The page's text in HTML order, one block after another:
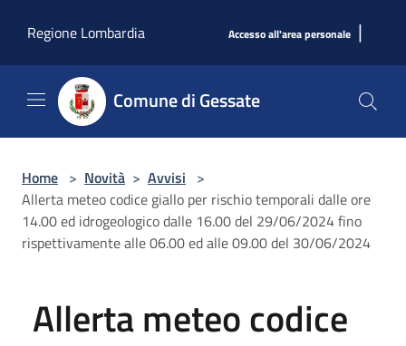
Regione Lombardia
Accesso all'area personale |
Comune di Gessate
Home > Novità > Avvisi >
Allerta meteo codice giallo per rischio temporali dalle ore
14.00 ed idrogeologico dalle 16.00 del 29/06/2024 fino
rispettivamente alle 06.00 ed alle 09.00 del 30/06/2024
Allerta meteo codice